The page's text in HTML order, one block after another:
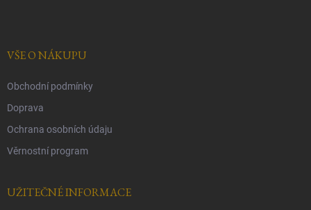
VŠE O NÁKUPU
Obchodní podmínky
Doprava
Ochrana osobních údaju
Věrnostní program
UŽITEČNÉ INFORMACE